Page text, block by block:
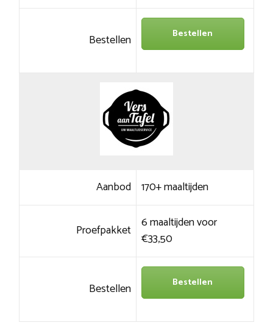
Bestellen Bestellen
Aanbod 170+ maaltijden
Proefpakket 6 maaltijden voor
€33,50
Bestellen Bestellen